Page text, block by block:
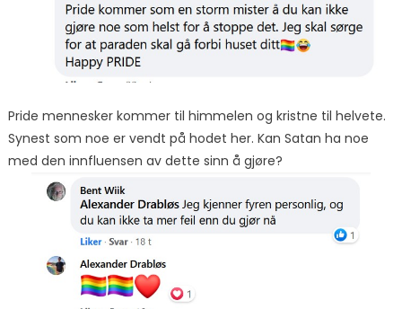
Pride mennesker kommer til himmelen og kristne til helvete.
Synest som noe er vendt på hodet her. Kan Satan ha noe
med den innfluensen av dette sinn å gjøre?